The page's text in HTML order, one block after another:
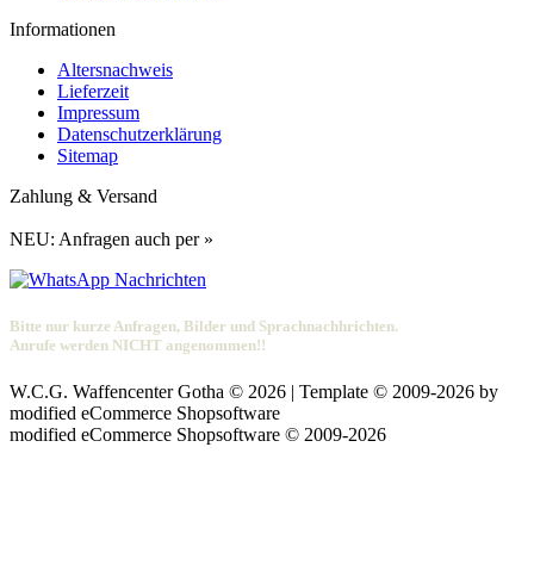
Informationen
Altersnachweis
Lieferzeit
Impressum
Datenschutzerklärung
Sitemap
Zahlung & Versand
NEU: Anfragen auch per »
Bitte nur kurze Anfragen, Bilder und Sprachnachhrichten.
Anrufe werden NICHT angenommen!!
W.C.G. Waffencenter Gotha © 2026 | Template © 2009-2026 by
modified eCommerce Shopsoftware
modified eCommerce Shopsoftware © 2009-2026